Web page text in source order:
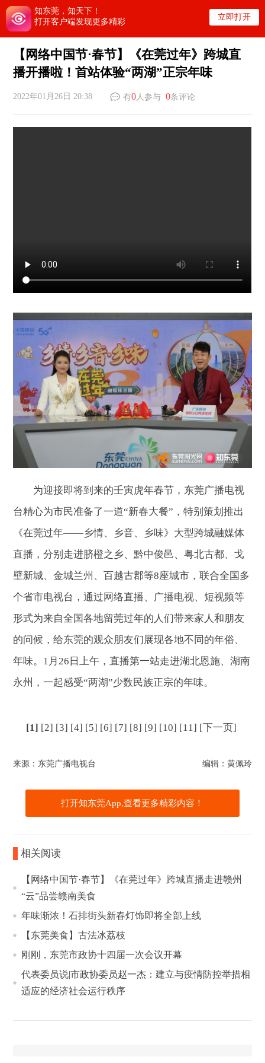
知东莞，知天下！
打开客户端发现更多精彩
立即打开
【网络中国节·春节】《在莞过年》跨城直
播开播啦！首站体验“两湖”正宗年味
2022年01月26日 20:38 有0人参与0条评论
为迎接即将到来的壬寅虎年春节，东莞广播电视
台精心为市民准备了一道“新春大餐”，特别策划推出
《在莞过年——乡情、乡音、乡味》大型跨城融媒体
直播，分别走进脐橙之乡、黔中俊邑、粤北古都、戈
壁新城、金城兰州、百越古郡等8座城市，联合全国多
个省市电视台，通过网络直播、广播电视、短视频等
形式为来自全国各地留莞过年的人们带来家人和朋友
的问候，给东莞的观众朋友们展现各地不同的年俗、
年味。1月26日上午，直播第一站走进湖北恩施、湖南
永州，一起感受“两湖”少数民族正宗的年味。
[1] [2] [3] [4] [5] [6] [7] [8] [9] [10] [11] [下一页]
来源：东莞广播电视台 编辑：黄佩玲
打开知东莞App,查看更多精彩内容！
相关阅读
【网络中国节·春节】《在莞过年》跨城直播走进赣州
“云”品尝赣南美食
年味渐浓！石排街头新春灯饰即将全部上线
【东莞美食】古法冰荔枝
刚刚，东莞市政协十四届一次会议开幕
代表委员说|市政协委员赵一杰：建立与疫情防控举措相
适应的经济社会运行秩序